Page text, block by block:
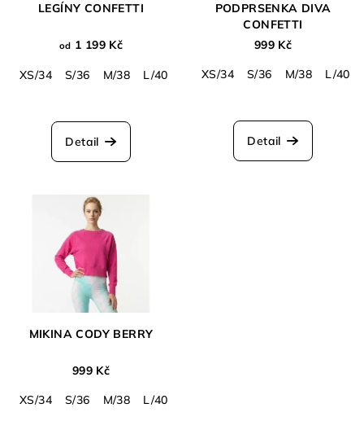
LEGÍNY CONFETTI
od 1 199 Kč
XS/34 S/36 M/38 L/40 XL/42
Detail
PODPRSENKA DIVA
CONFETTI
999 Kč
XS/34
S/36 M/38 L/40
Detail
MIKINA CODY BERRY
999 Kč
XS/34
S/36 M/38 L/40